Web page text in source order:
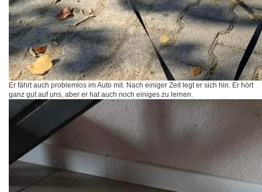
Er fährt auch problemlos im Auto mit. Nach einiger Zeit legt er sich hin. Er hört
ganz gut auf uns, aber er hat auch noch einiges zu lernen.